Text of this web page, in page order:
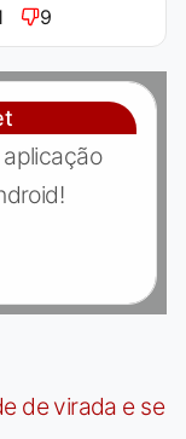
9
de virada e se